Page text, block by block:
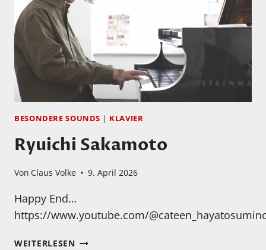
BESONDERE SOUNDS | KLAVIER
Ryuichi Sakamoto
Von Claus Volke 9. April 2026
Happy End…
https://www.youtube.com/
WEITERLESENRYUICHI